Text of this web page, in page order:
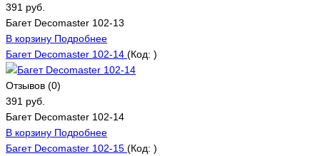
391 руб.
Багет Decomaster 102-13
В корзину Подробнее
Багет Decomaster 102-14 (Код: )
Отзывов (0)
391 руб.
Багет Decomaster 102-14
В корзину Подробнее
Багет Decomaster 102-15 (Код: )